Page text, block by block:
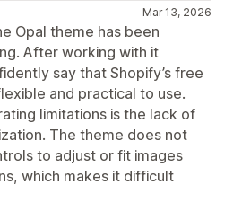
Mar 13, 2026
Opal theme has been
After working with it
say that Shopify’s free
and practical to use.
limitations is the lack of
The theme does not
to adjust or fit images
which makes it difficult